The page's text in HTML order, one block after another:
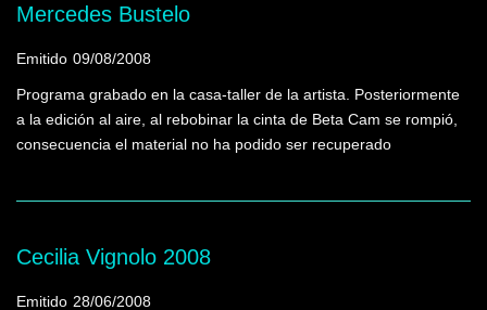
Mercedes Bustelo
Emitido 09/08/2008
Programa grabado en la casa-taller de la artista. Posteriormente
a la edición al aire, al rebobinar la cinta de Beta Cam se rompió,
consecuencia el material no ha podido ser recuperado
Cecilia Vignolo 2008
Emitido 28/06/2008